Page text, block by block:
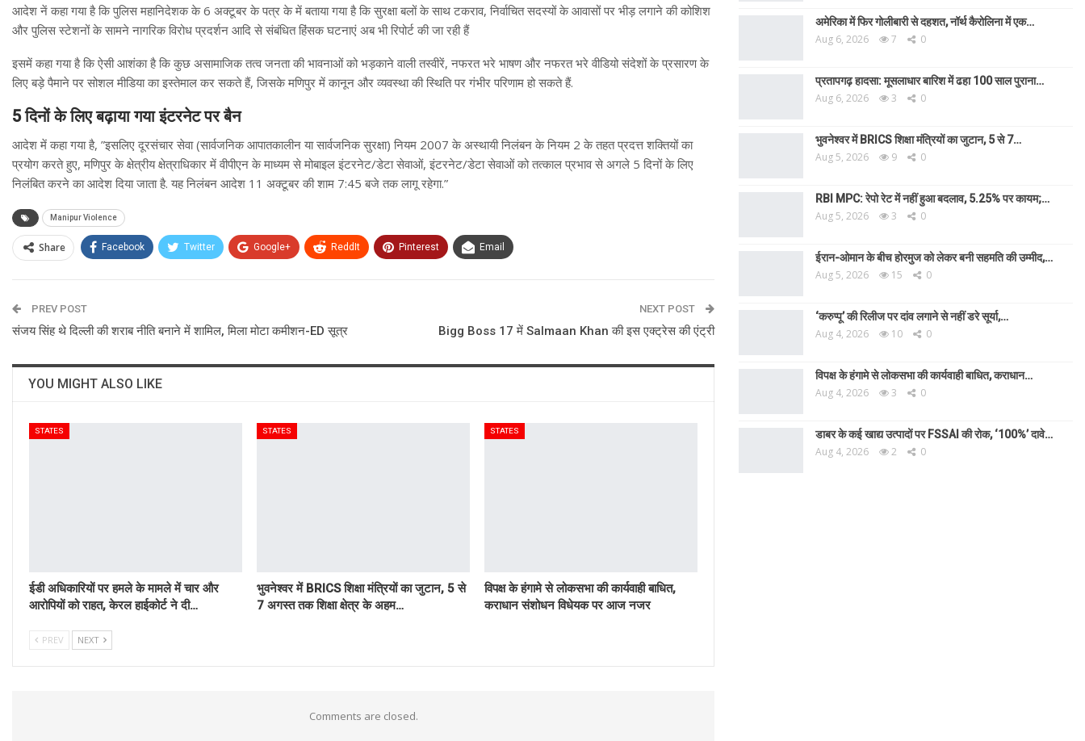
आदेश नें कहा गया है कि पुलिस महानिदेशक के 6 अक्टूबर के पत्र के में बताया गया है कि सुरक्षा बलों के साथ टकराव, निर्वाचित सदस्यों के आवासों पर भीड़ लगाने की कोशिश
और पुलिस स्टेशनों के सामने नागरिक विरोध प्रदर्शन आदि से संबंधित हिंसक घटनाएं अब भी रिपोर्ट की जा रही हैं
इसमें कहा गया है कि ऐसी आशंका है कि कुछ असामाजिक तत्व जनता की भावनाओं को भड़काने वाली तस्वीरें, नफरत भरे भाषण और नफरत भरे वीडियो संदेशों के प्रसारण के
लिए बड़े पैमाने पर सोशल मीडिया का इस्तेमाल कर सकते हैं, जिसके मणिपुर में कानून और व्यवस्था की स्थिति पर गंभीर परिणाम हो सकते हैं.
5 दिनों के लिए बढ़ाया गया इंटरनेट पर बैन
आदेश में कहा गया है, ”इसलिए दूरसंचार सेवा (सार्वजनिक आपातकालीन या सार्वजनिक सुरक्षा) नियम 2007 के अस्थायी निलंबन के नियम 2 के तहत प्रदत्त शक्तियों का
प्रयोग करते हुए, मणिपुर के क्षेत्रीय क्षेत्राधिकार में वीपीएन के माध्यम से मोबाइल इंटरनेट/डेटा सेवाओं, इंटरनेट/डेटा सेवाओं को तत्काल प्रभाव से अगले 5 दिनों के लिए
निलंबित करने का आदेश दिया जाता है. यह निलंबन आदेश 11 अक्टूबर की शाम 7:45 बजे तक लागू रहेगा.”
Manipur Violence
Share Facebook Twitter Google+ ReddIt Pinterest Email
PREV POST
संजय सिंह थे दिल्ली की शराब नीति बनाने में शामिल, मिला मोटा कमीशन-ED सूत्र
NEXT POST
Bigg Boss 17 में Salmaan Khan की इस एक्ट्रेस की एंट्री
YOU MIGHT ALSO LIKE
STATES
ईडी अधिकारियों पर हमले के मामले में चार और
आरोपियों को राहत, केरल हाईकोर्ट ने दी…
STATES
भुवनेश्वर में BRICS शिक्षा मंत्रियों का जुटान, 5 से
7 अगस्त तक शिक्षा क्षेत्र के अहम…
STATES
विपक्ष के हंगामे से लोकसभा की कार्यवाही बाधित,
कराधान संशोधन विधेयक पर आज नजर
PREV NEXT
Comments are closed.
अमेरिका में फिर गोलीबारी से दहशत, नॉर्थ कैरोलिना में एक…
Aug 6, 2026 7 0
प्रतापगढ़ हादसा: मूसलाधार बारिश में ढहा 100 साल पुराना…
Aug 6, 2026 3 0
भुवनेश्वर में BRICS शिक्षा मंत्रियों का जुटान, 5 से 7…
Aug 5, 2026 9 0
RBI MPC: रेपो रेट में नहीं हुआ बदलाव, 5.25% पर कायम;…
Aug 5, 2026 3 0
ईरान-ओमान के बीच होरमुज को लेकर बनी सहमति की उम्मीद,…
Aug 5, 2026 15 0
‘करुप्पू’ की रिलीज पर दांव लगाने से नहीं डरे सूर्या,…
Aug 4, 2026 10 0
विपक्ष के हंगामे से लोकसभा की कार्यवाही बाधित, कराधान…
Aug 4, 2026 3 0
डाबर के कई खाद्य उत्पादों पर FSSAI की रोक, ‘100%’ दावे…
Aug 4, 2026 2 0